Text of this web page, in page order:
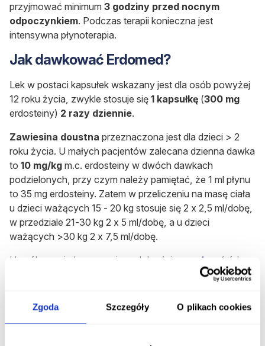
Zgoda Szczegóły O plikach cookies
przyjmować minimum 3 godziny przed nocnym
odpoczynkiem. Podczas terapii konieczna jest
intensywna płynoterapia.
Jak dawkować Erdomed?
Lek w postaci kapsułek wskazany jest dla osób powyżej
12 roku życia, zwykle stosuje się 1 kapsułkę (300 mg
erdosteiny) 2 razy dziennie.
Zawiesina doustna przeznaczona jest dla dzieci > 2
roku życia. U małych pacjentów zalecana dzienna dawka
to 10 mg/kg m.c. erdosteiny w dwóch dawkach
podzielonych, przy czym należy pamiętać, że 1 ml płynu
to 35 mg erdosteiny. Zatem w przeliczeniu na masę ciała
u dzieci ważących 15 - 20 kg stosuje się 2 x 2,5 ml/dobę,
w przedziale 21-30 kg 2 x 5 ml/dobę, a u dzieci
ważących >30 kg 2 x 7,5 ml/dobę.
U osób z umiarkowaną niewydolnością
nerek,
wśród
pacjentów starszych - w podeszłym wieku oraz w
płuc)nie ma konieczności modyfikacji dawek
Co zrobić w przypadku pominięcia